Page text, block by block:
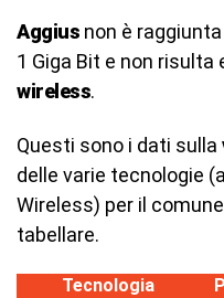
Aggius non è
1 Giga Bit e non
wireless.
Questi sono i dati sulla
delle varie tecnologie
Wireless) per il comune
tabellare.
Tecnologia